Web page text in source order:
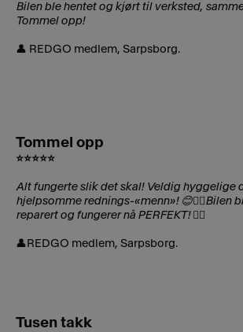
Bilen ble hentet og kjørt til verksted,
Tommel opp!
👤 REDGO medlem, Sarpsborg.
Tommel opp
⭐⭐⭐⭐⭐
Alt fungerte slik det skal! Veldig hyggelige
hjelpsomme rednings-«menn»! 😊👌🏼Bilen
reparert og fungerer nå PERFEKT! 👍🏼
👤REDGO medlem, Sarpsborg.
Tusen takk